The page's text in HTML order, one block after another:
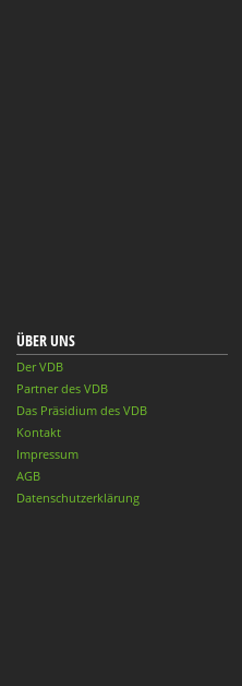
ÜBER UNS
Der VDB
Partner des VDB
Das Präsidium des VDB
Kontakt
Impressum
AGB
Datenschutzerklärung